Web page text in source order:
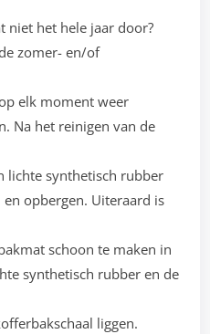
niet het hele jaar door?
zomer- en/of
elk moment weer
Na het reinigen van de
lichte synthetisch rubber
opbergen. Uiteraard is
schoon te maken in
synthetisch rubber en de
liggen.